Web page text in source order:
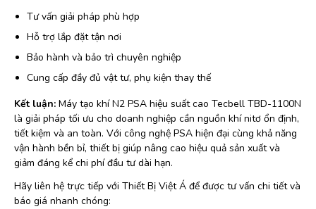
Tư vấn giải pháp phù hợp
Hỗ trợ lắp đặt tận nơi
Bảo hành và bảo trì chuyên nghiệp
Cung cấp đầy đủ vật tư, phụ kiện thay thế
Kết luận: Máy tạo khí N2 PSA hiệu suất cao Tecbell TBD-1100N
là giải pháp tối ưu cho doanh nghiệp cần nguồn khí nitơ ổn định,
tiết kiệm và an toàn. Với công nghệ PSA hiện đại cùng khả năng
vận hành bền bỉ, thiết bị giúp nâng cao hiệu quả sản xuất và
giảm đáng kể chi phí đầu tư dài hạn.
Hãy liên hệ trực tiếp với Thiết Bị Việt Á để được tư vấn chi tiết và
báo giá nhanh chóng: